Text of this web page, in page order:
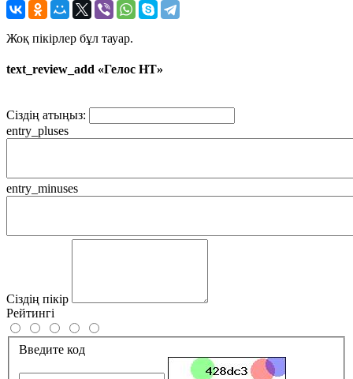
Жоқ пікірлер бұл тауар.
text_review_add «Гелос НТ»
Сіздің атыңыз:
entry_pluses
entry_minuses
Сіздің пікір
Рейтингі
Введите код